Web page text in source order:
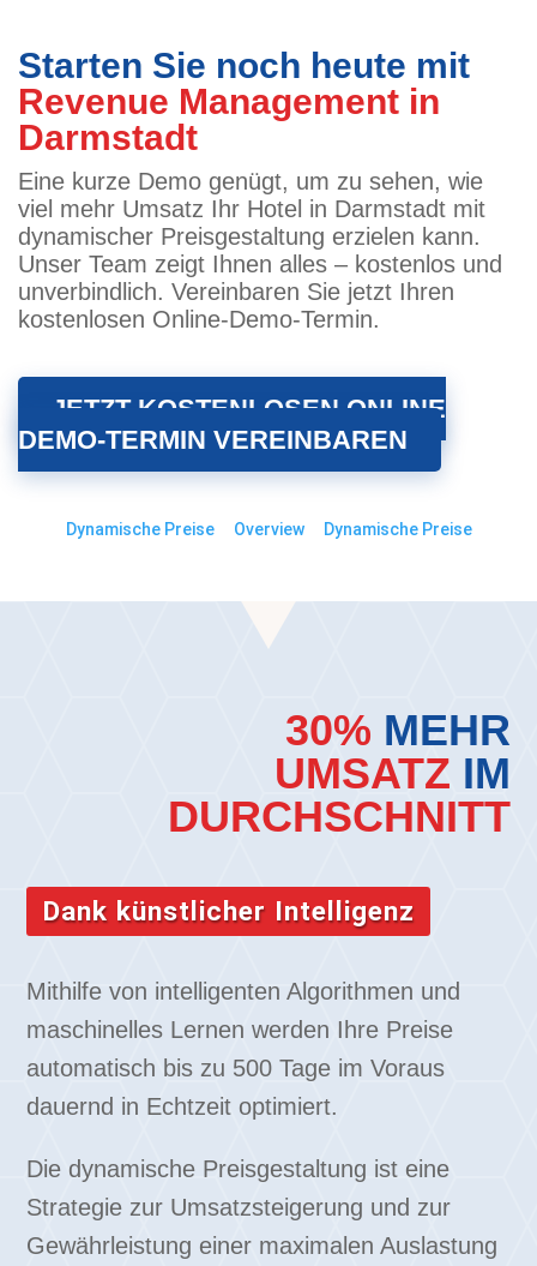
Starten Sie noch heute mit
Revenue Management in
Darmstadt
Eine kurze Demo genügt, um zu sehen, wie
viel mehr Umsatz Ihr Hotel in Darmstadt mit
dynamischer Preisgestaltung erzielen kann.
Unser Team zeigt Ihnen alles – kostenlos und
unverbindlich. Vereinbaren Sie jetzt Ihren
kostenlosen Online-Demo-Termin.
JETZT KOSTENLOSEN ONLINE
DEMO-TERMIN VEREINBAREN
Dynamische Preise Overview Dynamische Preise
30% MEHR
UMSATZ IM
DURCHSCHNITT
Dank künstlicher Intelligenz
Mithilfe von intelligenten Algorithmen und
maschinelles Lernen werden Ihre Preise
automatisch bis zu 500 Tage im Voraus
dauernd in Echtzeit optimiert.
Die dynamische Preisgestaltung ist eine
Strategie zur Umsatzsteigerung und zur
Gewährleistung einer maximalen Auslastung